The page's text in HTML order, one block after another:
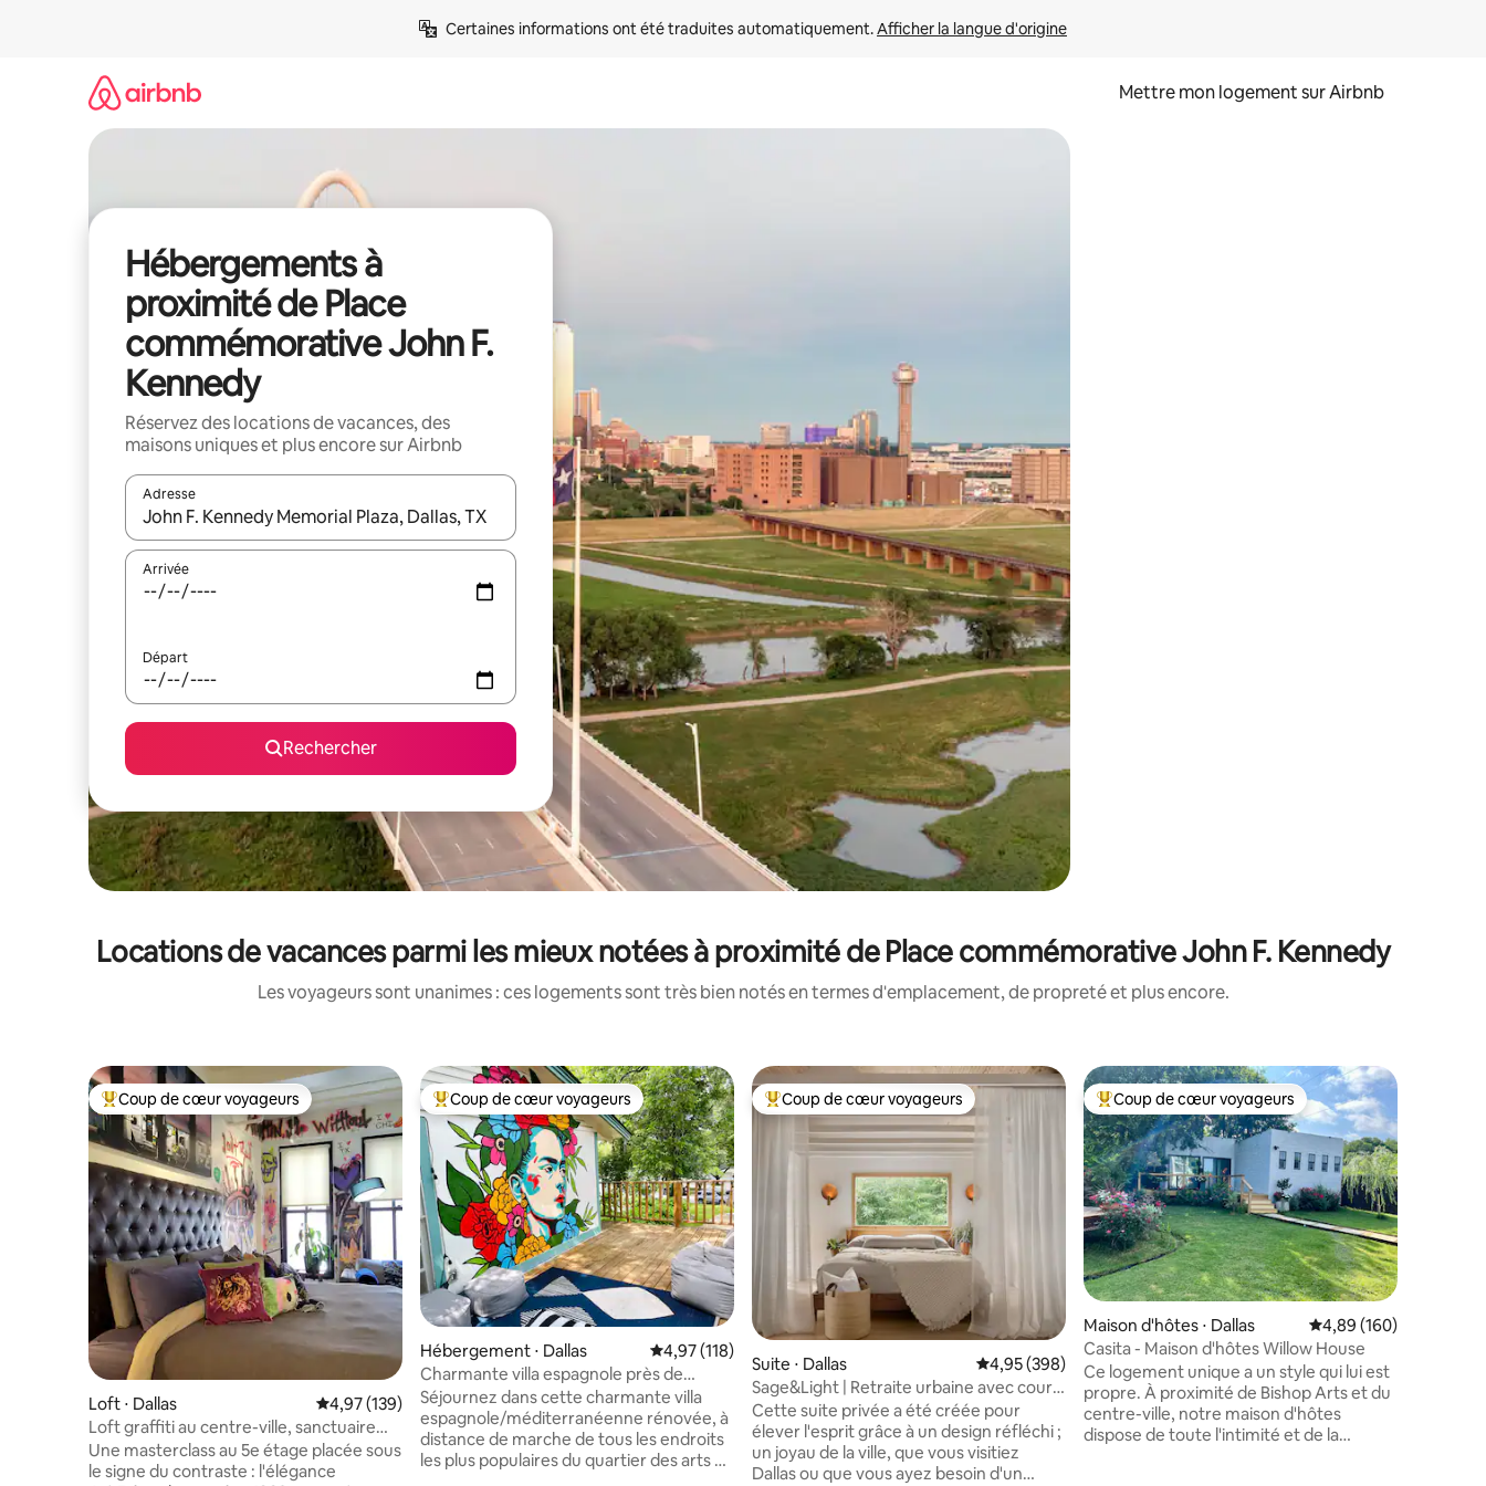
Certaines informations ont été traduites automatiquement. Afficher la langue d'origine
Mettre mon logement sur Airbnb
Hébergements à
proximité de Place
commémorative John F.
Kennedy
Réservez des locations de vacances, des
maisons uniques et plus encore sur Airbnb
Adresse
Lorsque les résultats s'affichent, utilisez les flèches vers le haut et vers le bas pour les parcourir ou en appuyant et en faisant glisser.
Arrivée
Départ
Rechercher
Locations de vacances parmi les mieux notées à proximité de Place commémorative John F. Kennedy
Les voyageurs sont unanimes : ces logements sont très bien notés en termes d'emplacement, de propreté et plus encore.
Coups de cœur voyageurs les plus appréciés
Coup de cœur voyageurs
Loft ⋅ Dallas Évaluation moyenne sur la base de 139 commentaires : 4,97 sur 5
4,97 (139)
Loft graffiti au centre-ville, sanctuaire
cinématographique classé dans le top 1 %
​Une masterclass au 5e étage placée sous
le signe du contraste : l'élégance
Coups de cœur voyageurs les plus appréciés
Coup de cœur voyageurs
Hébergement ⋅ Dallas Évaluation moyenne sur la base de 118 commentaires : 4,97 sur 5
4,97 (118)
Charmante villa espagnole près de
Bishop Arts
Séjournez dans cette charmante villa
espagnole/méditerranéenne rénovée, à
distance de marche de tous les endroits
les plus populaires du quartier des arts de
Coups de cœur voyageurs les plus appréciés
Coup de cœur voyageurs
Suite ⋅ Dallas Évaluation moyenne sur la base de 398 commentaires : 4,95 sur 5
4,95 (398)
Sage&Light | Retraite urbaine avec cour à
Kessler
Cette suite privée a été créée pour
élever l'esprit grâce à un design réfléchi ;
un joyau de la ville, que vous visitiez
Dallas ou que vous ayez besoin d'un
Coups de cœur voyageurs les plus appréciés
Coup de cœur voyageurs
Maison d'hôtes ⋅ Dallas Évaluation moyenne
4,89 (160)
Casita - Maison d'hôtes Willow House
Ce logement unique a un style qui lui est
propre. À proximité de Bishop Arts et du
centre-ville, notre maison d'hôtes
dispose de toute l'intimité et de la